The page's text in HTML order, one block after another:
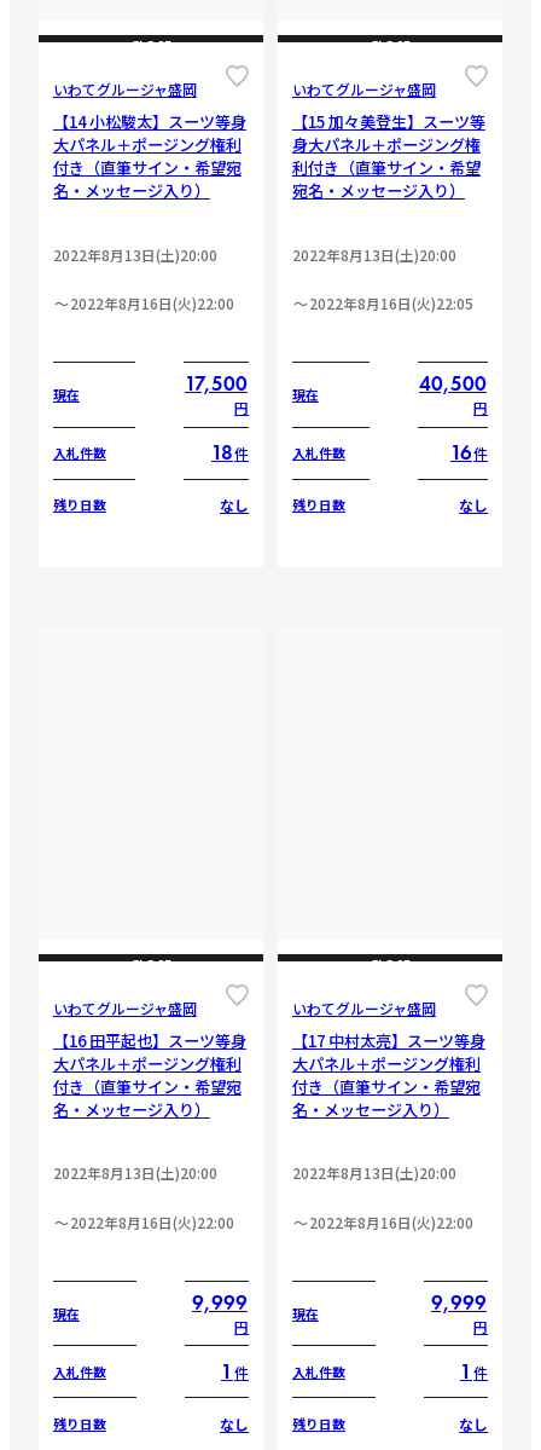
CLOSE
いわてグルージャ盛岡
【14 小松駿太】スーツ等身
大パネル＋ポージング権利
付き（直筆サイン・希望宛
名・メッセージ入り）
2022年8月13日(土)20:00
2022年8月16日(火)22:00
現在 17,500
円
入札件数 18件
残り日数 なし
CLOSE
いわてグルージャ盛岡
【15 加々美登生】スーツ等
身大パネル＋ポージング権
利付き（直筆サイン・希望
宛名・メッセージ入り）
2022年8月13日(土)20:00
2022年8月16日(火)22:05
現在 40,500
円
入札件数 16件
残り日数 なし
CLOSE
いわてグルージャ盛岡
【16 田平起也】スーツ等身
大パネル＋ポージング権利
付き（直筆サイン・希望宛
名・メッセージ入り）
2022年8月13日(土)20:00
2022年8月16日(火)22:00
現在 9,999
円
入札件数 1 件
残り日数 なし
CLOSE
いわてグルージャ盛岡
【17 中村太亮】スーツ等身
大パネル＋ポージング権利
付き（直筆サイン・希望宛
名・メッセージ入り）
2022年8月13日(土)20:00
2022年8月16日(火)22:00
現在 9,999
円
入札件数 1 件
残り日数 なし